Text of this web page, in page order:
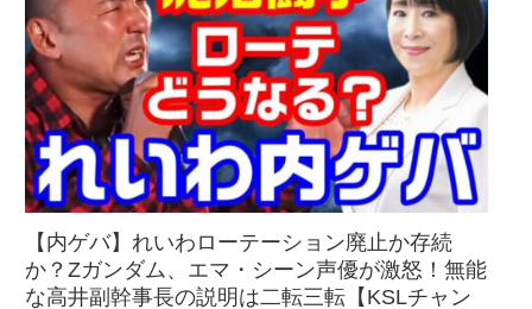
【内ゲバ】れいわローテーション廃止か存続
か？Zガンダム、エマ・シーン声優が激怒！無能
な高井副幹事長の説明は二転三転【KSLチャン